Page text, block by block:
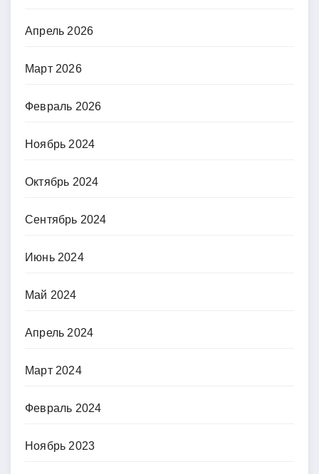
Апрель 2026
Март 2026
Февраль 2026
Ноябрь 2024
Октябрь 2024
Сентябрь 2024
Июнь 2024
Май 2024
Апрель 2024
Март 2024
Февраль 2024
Ноябрь 2023